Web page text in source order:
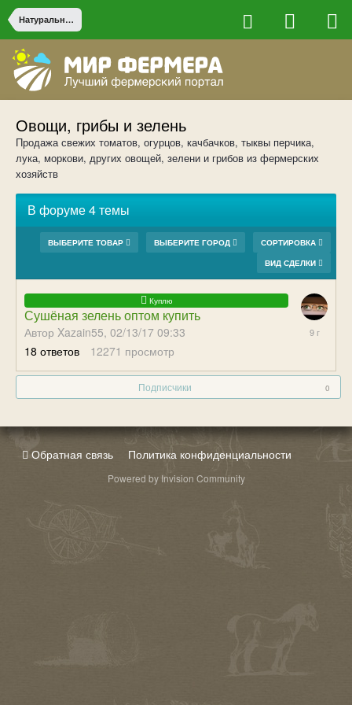
Натуральные продукты от фермеров
Овощи, грибы и зелень
Продажа свежих томатов, огурцов, качбачков, тыквы перчика,
лука, моркови, других овощей, зелени и грибов из фермерских
хозяйств
В форуме 4 темы
СОРТИРОВКА
ВЫБЕРИТЕ ГОРОД
ВЫБЕРИТЕ ТОВАР
ВИД СДЕЛКИ
Сушёная зелень оптом купить
Автор Xazain55, 02/13/17 09:33
18 ответов 12271 просмотр
05/11/17
Подписчики 0
Обратная связь Политика конфиденциальности
Powered by Invision Community